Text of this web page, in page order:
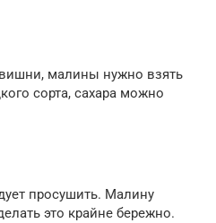
малины нужно взять
сорта, сахара можно
просушить. Малину
это крайне бережно.